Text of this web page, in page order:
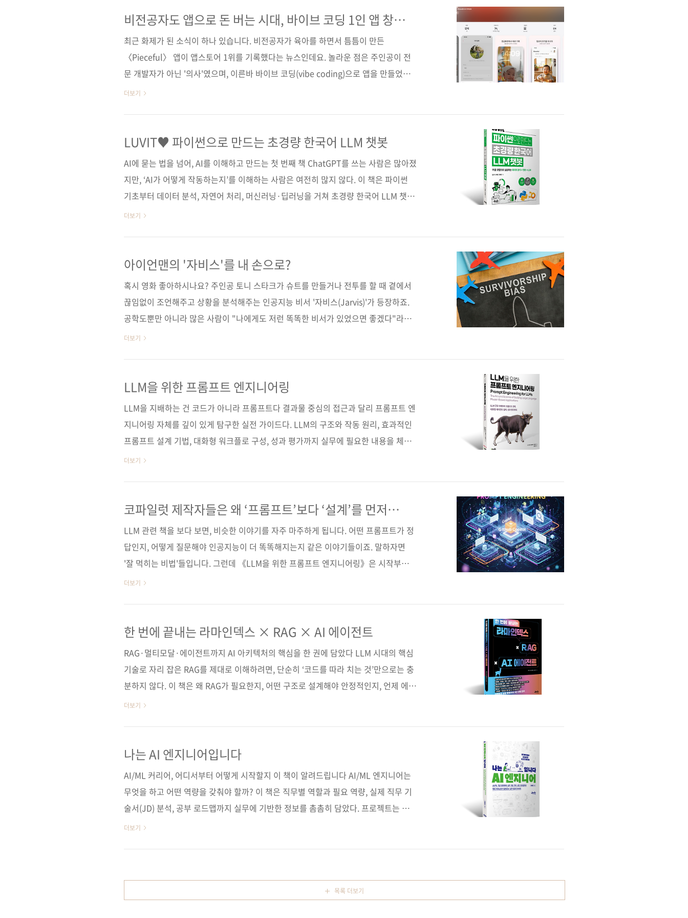
으로 정리했다. 개발자가 아니어도 혼자서 사이드 프로젝트를 시도해보고 싶은 사람,
이다. 도서 구매 사이트(가나다순) ..
비전공자도 앱으로 돈 버는 시대, 바이브 코딩 1인 앱 창업
전략
최근 화제가 된 소식이 하나 있습니다. 비전공자가 육아를 하면서 틈틈이 만든
〈Pieceful〉 앱이 앱스토어 1위를 기록했다는 뉴스인데요. 놀라운 점은 주인공이 전
문 개발자가 아닌 '의사'였으며, 이른바 바이브 코딩(vibe coding)으로 앱을 만들었다
는 사실입니다. 이제는 정말 환경이 달라졌습니다. 성능이 비약적으로 발전한 챗
누구나 아이디어만 있다면 앱을 출시하고 수익을 창출할 수 있는 길이 열렸습니다. 비
'코'..
더보기
LUVIT♥ 파이썬으로 만드는 초경량 한국어 LLM 챗봇
AI에 묻는 법을 넘어, AI를 이해하고 만드는 첫 번째 책 ChatGPT를 쓰는 사람은 많아졌
지만, ‘AI가 어떻게 작동하는지’를 이해하는 사람은 여전히 많지 않다. 이 책은 파이썬
기초부터 데이터 분석, 자연어 처리, 머신러닝·딥러닝을 거쳐 초경량 한국어 LLM 챗봇
을 직접 만드는 실습까지 하나의 흐름으로 안내한다. 단순한 개념 설명에 그치지 않고,
허깅 페이스 생태계까지 폭넓게 다루며, ‘AI를 쓰는 사람’에서 ‘AI를 이해하고 구현하는
출..
더보기
아이언맨의 '자비스'를 내 손으로?
혹시 영화 좋아하시나요? 주인공 토니 스타크가 슈트를 만들거나 전투를 할 때 곁에서
끊임없이 조언해주고 상황을 분석해주는 인공지능 비서 '자비스(Jarvis)'가 등장하죠.
공학도뿐만 아니라 많은 사람이 "나에게도 저런 똑똑한 비서가 있었으면 좋겠다"라고
꿈꿨을 겁니다. 이제 그 상상은 더 이상 영화 속 이야기가 아닙니다. ChatGPT의 등장으
《LUVIT♥ 파이썬으로 만드는 초경량 한국어 LLM 챗봇》이 바로 그 길잡이가 되어줄
에서 끝나지 않..
더보기
LLM을 위한 프롬프트 엔지니어링
LLM을 지배하는 건 코드가 아니라 프롬프트다 결과물 중심의 접근과 달리 프롬프트 엔
지니어링 자체를 깊이 있게 탐구한 실전 가이드다. LLM의 구조와 작동 원리, 효과적인
프롬프트 설계 기법, 대화형 워크플로 구성, 성과 평가까지 실무에 필요한 내용을 체계
적으로 다룬다. 특히 ‘모델이 학습한 패턴을 모사하는 프롬프트를 설계해야 원하는 출
하는지’를 설명하며, 시행착오를 줄이는 이론적 기반을 제공한다. 단순한 활용법을 넘
(가나다순) [교보문고] [도..
더보기
코파일럿 제작자들은 왜 ‘프롬프트’보다 ‘설계’를 먼저
이야기했을까?
LLM 관련 책을 보다 보면, 비슷한 이야기를 자주 마주하게 됩니다. 어떤 프롬프트가 정
답인지, 어떻게 질문해야 인공지능이 더 똑똑해지는지 같은 이야기들이죠. 말하자면
'잘 먹히는 비법'들입니다. 그런데 《LLM을 위한 프롬프트 엔지니어링》은 시작부터
조금 다릅니다. '어떻게 쓸 것인가'보다 '이걸 어떤 시선으로 바라볼 것인가'를 먼저 묻
제 제품으로 다뤄온 개발자들이니까요. 그래서 이 책은 요령을 늘어놓기보다는 왜 이런
리에서 시작해 프롬프트 구조화, 가..
더보기
한 번에 끝내는 라마인덱스 × RAG × AI 에이전트
RAG·멀티모달·에이전트까지 AI 아키텍처의 핵심을 한 권에 담았다 LLM 시대의 핵심
기술로 자리 잡은 RAG를 제대로 이해하려면, 단순히 ‘코드를 따라 치는 것’만으로는 충
분하지 않다. 이 책은 왜 RAG가 필요한지, 어떤 구조로 설계해야 안정적인지, 언제 에이
전트를 활용해야 하는지를 명확하게 설명하며, LLM 기반 시스템을 ‘설계할 수 있는 개
를 구축하는 실전 예제 코드까지 제공하여 실무에 바로 적용 가능한 역량을 쌓을 수 있
하우까지 담아, RAG 기반 AI 서..
더보기
나는 AI 엔지니어입니다
AI/ML 커리어, 어디서부터 어떻게 시작할지 이 책이 알려드립니다 AI/ML 엔지니어는
무엇을 하고 어떤 역량을 갖춰야 할까? 이 책은 직무별 역할과 필요 역량, 실제 직무 기
술서(JD) 분석, 공부 로드맵까지 실무에 기반한 정보를 촘촘히 담았다. 프로젝트는 어
떻게 시작되고 어떤 기술이 쓰이며, 무엇이 가능하고 현실적으로 어려운지도 짚어준다.
보문고] [도서11번가] [알라딘] [예스이십사] [쿠팡] 전자책 구매 사이트(가나다순)[교..
더보기
목록 더보기